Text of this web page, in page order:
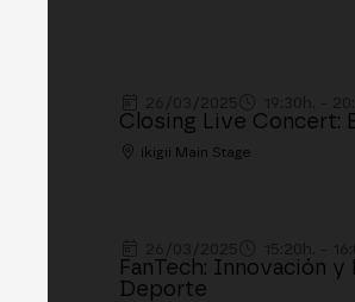
Closing Live Concert:
ikigii Main Stage
FanTech: Innovación y
Deporte